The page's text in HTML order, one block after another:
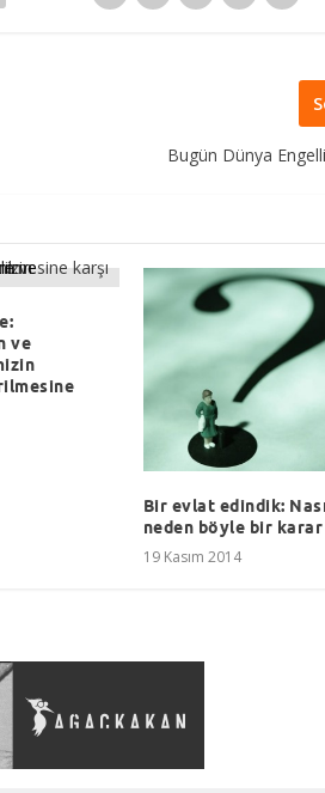
Bugün Dünya
ve
Bir evlat edindik:
neden böyle bir karar
19 Kasım 2014